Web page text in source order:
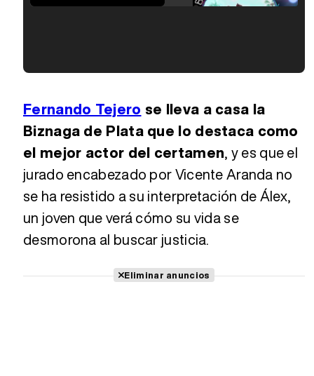
Tráiler Oficial en VOSE 'The Audacity'
Fernando Tejero se lleva a casa la
Biznaga de Plata que lo destaca como
el mejor actor del certamen, y es que el
jurado encabezado por Vicente Aranda no
se ha resistido a su interpretación de Álex,
un joven que verá cómo su vida se
desmorona al buscar justicia.
Eliminar anuncios